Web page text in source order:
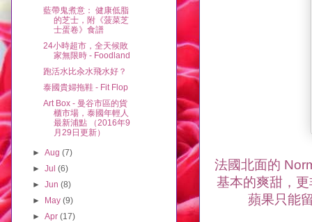
法國北面的
基本的爽甜，
蘋果只能
藍帶鬼煮意： 健康低脂
的芝士，附《菠菜芝
士蛋卷》食譜
24小時超市，全天候敗
家無限時 - Foodland
跑活水比汆水飛水好？
泰國貴婦拖鞋 - Fit Flop
Art Box - 曼谷市區的貨
櫃市場，泰國年輕人
最新浦點 （2016年9
月29日更新）
►Aug(7)
►Jul(6)
►Jun(8)
► May(9)
►Apr(17)